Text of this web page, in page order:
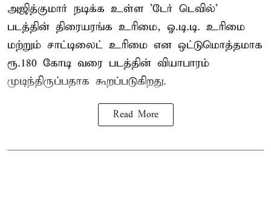
அஜித்குமார் நடிக்க உள்ள 'டேர் டெவில்'
படத்தின் திரையரங்க உரிமை, ஓ.டி.டி. உரிமை
மற்றும் சாட்டிலைட் உரிமை என ஒட்டுமொத்தமாக
ரூ.180 கோடி வரை படத்தின் வியாபாரம்
முடிந்திருப்பதாக கூறப்படுகிறது.
Read More